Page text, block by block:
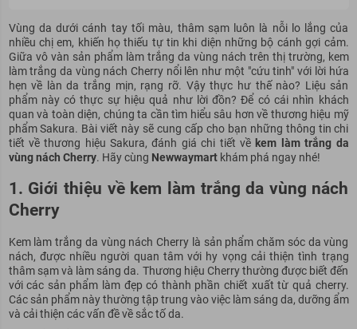
Vùng da dưới cánh tay tối màu, thâm sạm luôn là nỗi lo lắng của
nhiều chị em, khiến họ thiếu tự tin khi diện những bộ cánh gợi cảm.
Giữa vô vàn sản phẩm làm trắng da vùng nách trên thị trường, kem
làm trắng da vùng nách Cherry nổi lên như một "cứu tinh" với lời hứa
hẹn về làn da trắng mịn, rạng rỡ. Vậy thực hư thế nào? Liệu sản
phẩm này có thực sự hiệu quả như lời đồn? Để có cái nhìn khách
quan và toàn diện, chúng ta cần tìm hiểu sâu hơn về thương hiệu mỹ
phẩm Sakura. Bài viết này sẽ cung cấp cho bạn những thông tin chi
tiết về thương hiệu Sakura, đánh giá chi tiết vềkem làm trắng da
vùng nách Cherry. Hãy cùng Newwaymartkhám phá ngay nhé!
1. Giới thiệu về kem làm trắng da vùng nách
Cherry
Kem làm trắng da vùng nách Cherry là sản phẩm chăm sóc da vùng
nách, được nhiều người quan tâm với hy vọng cải thiện tình trạng
thâm sạm và làm sáng da. Thương hiệu Cherry thường được biết đến
với các sản phẩm làm đẹp có thành phần chiết xuất từ quả cherry.
Các sản phẩm này thường tập trung vào việc làm sáng da, dưỡng ẩm
và cải thiện các vấn đề về sắc tố da.